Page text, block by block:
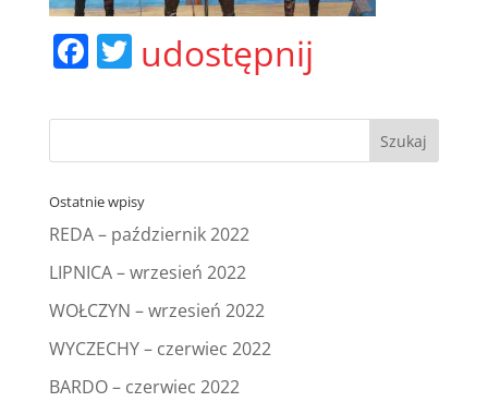
F
c
e
b
o
o
k
T
itt
er
udostępnij
Ostatnie wpisy
REDA – październik 2022
LIPNICA – wrzesień 2022
WOŁCZYN – wrzesień 2022
WYCZECHY – czerwiec 2022
BARDO – czerwiec 2022